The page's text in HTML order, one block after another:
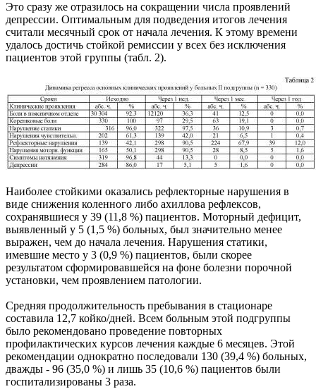
Это сразу же отразилось на сокращении числа проявлений
депрессии. Оптимальным для подведения итогов лечения
считали месячный срок от начала лечения. К этому времени
удалось достичь стойкой ремиссии у всех без исключения
пациентов этой группы (табл. 2).
Наиболее стойкими оказались рефлекторные нарушения в
виде снижения коленного либо ахиллова рефлексов,
сохранявшиеся у 39 (11,8 %) пациентов. Моторный дефицит,
выявленный у 5 (1,5 %) больных, был значительно менее
выражен, чем до начала лечения. Нарушения статики,
имевшие место у 3 (0,9 %) пациентов, были скорее
результатом сформировавшейся на фоне болезни порочной
установки, чем проявлением патологии.
Средняя продолжительность пребывания в стационаре
составила 12,7 койко/дней. Всем больным этой подгруппы
было рекомендовано проведение повторных
профилактических курсов лечения каждые 6 месяцев. Этой
рекомендации однократно последовали 130 (39,4 %) больных,
дважды - 96 (35,0 %) и лишь 35 (10,6 %) пациентов были
госпитализированы 3 раза.